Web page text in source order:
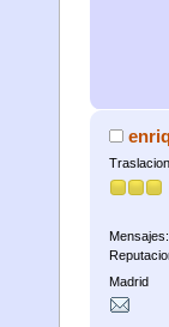
Madrid